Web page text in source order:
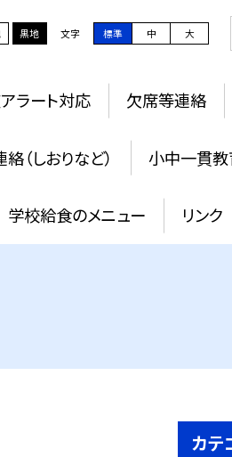
黒地 文字 標準 中 大
ラート対応 欠席等連絡
（しおりなど） 小中一貫
学校給食のメニュー リンク
カテ